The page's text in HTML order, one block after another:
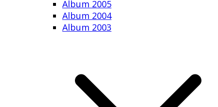
Album 2005
Album 2004
Album 2003